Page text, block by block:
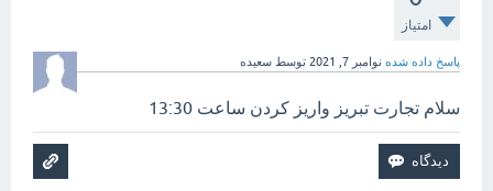
امتیاز
پاسخ داده شده نوامبر 7, 2021 توسط سعیده
سلام تجارت تبریز واریز کردن ساعت 13:30